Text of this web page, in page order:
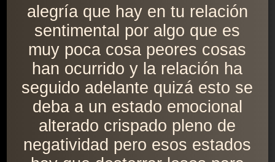
alegría que hay en tu relación
sentimental por algo que es
muy poca cosa peores cosas
han ocurrido y la relación ha
seguido adelante quizá esto se
deba a un estado emocional
alterado crispado pleno de
negatividad pero esos estados